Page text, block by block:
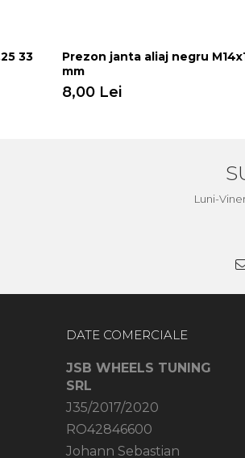
33
Prezon janta aliaj negru
mm
8,00 Lei
Luni-
DATE COMERCIALE
JSB WHEELS TUNING
SRL
J35/2017/2020
RO42846600
Johann Sebastian